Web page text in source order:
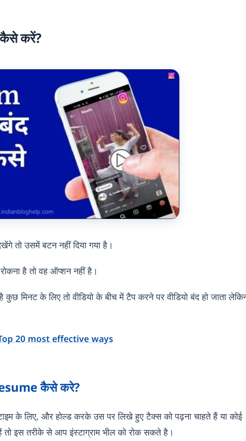
करें?
तो उसमें बटन नहीं दिया गया है।
है तो वह ऑप्शन नहीं है।
मिनट के लिए तो वीडियो के बीच में टैप करने पर वीडियो बंद हो जाता
20 most effective ways
कैसे करे?
के लिए, और होल्ड करके उस पर लिखे हुए टैक्स को पढ़ना चाहते हैं या कोई
इस तरीके से आप इंस्टाग्राम भील को रोक सकते है।